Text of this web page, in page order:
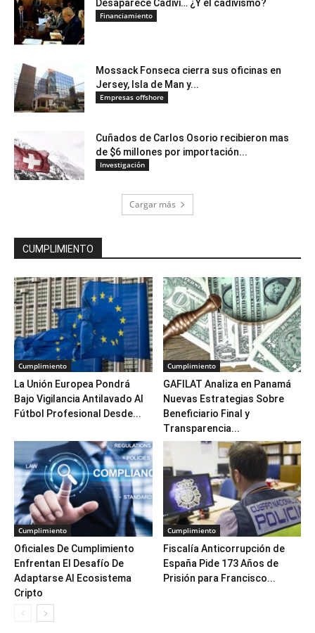
Desaparece Cadivi… ¿Y el cadivismo?
Financiamiento
Mossack Fonseca cierra sus oficinas en
Jersey, Isla de Man y...
Empresas offshore
Cuñados de Carlos Osorio recibieron mas
de $6 millones por importación...
Investigación
Cargar más
CUMPLIMIENTO
Cumplimiento
La Unión Europea Pondrá
Bajo Vigilancia Antilavado Al
Fútbol Profesional Desde...
Cumplimiento
GAFILAT Analiza en Panamá
Nuevas Estrategias Sobre
Beneficiario Final y
Transparencia...
Cumplimiento
Oficiales De Cumplimiento
Enfrentan El Desafío De
Adaptarse Al Ecosistema
Cripto
Cumplimiento
Fiscalía Anticorrupción de
España Pide 173 Años de
Prisión para Francisco...